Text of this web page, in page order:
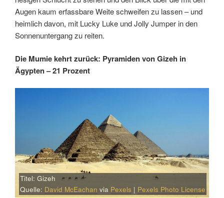
Augen kaum erfassbare Weite schweifen zu lassen – und
heimlich davon, mit Lucky Luke und Jolly Jumper in den
Sonnenuntergang zu reiten.
Die Mumie kehrt zurück: Pyramiden von Gizeh in
Ägypten – 21 Prozent
Titel: Gizeh
Quelle: David McEachan via Pexels | Pexels Photo License